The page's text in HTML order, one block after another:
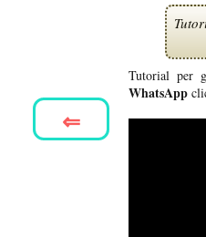
Tutorial per
WhatsApp
⇐